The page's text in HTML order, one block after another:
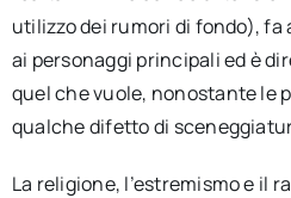
utilizzo dei rumori di fondo),
ai personaggi principali ed è
quel che vuole, nonostante le
qualche difetto di
La religione, l’estremismo e il